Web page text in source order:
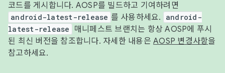
코드를 게시합니다. AOSP를 빌드하고 기여하려면
android-latest-release 를 사용하세요.
android-
latest-release
매니페스트 브랜치는 항상 AOSP에 푸시
된 최신 버전을 참조합니다. 자세한 내용은 AOSP 변경사항을
참고하세요.